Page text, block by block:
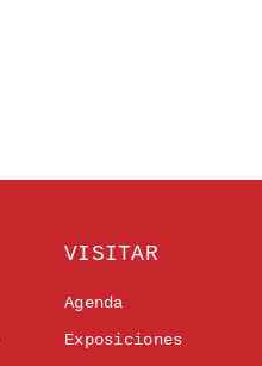
VISITAR
Agenda
Exposiciones